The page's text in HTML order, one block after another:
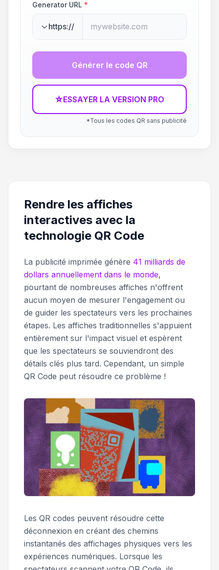
Generator URL *
https://
Générer le code QR
☆ESSAYER LA VERSION PRO
*Tous les codes QR sans publicité
Rendre les affiches
interactives avec la
technologie QR Code
La publicité imprimée génère 41 milliards de
dollars annuellement dans le monde,
pourtant de nombreuses affiches n'offrent
aucun moyen de mesurer l'engagement ou
de guider les spectateurs vers les prochaines
étapes. Les affiches traditionnelles s'appuient
entièrement sur l'impact visuel et espèrent
que les spectateurs se souviendront des
détails clés plus tard. Cependant, un simple
QR Code peut résoudre ce problème !
Les QR codes peuvent résoudre cette
déconnexion en créant des chemins
instantanés des affichages physiques vers les
expériences numériques. Lorsque les